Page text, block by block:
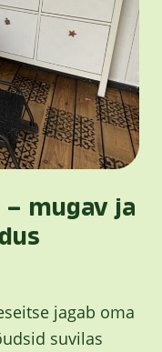
mugav ja
jagab oma
suvilas